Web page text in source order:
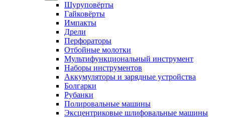
Шуруповёрты
Гайковёрты
Импакты
Дрели
Перфораторы
Отбойные молотки
Мультифункциональный инструмент
Наборы инструментов
Аккумуляторы и зарядные устройства
Болгарки
Рубанки
Полировальные машины
Эксцентриковые шлифовальные машины